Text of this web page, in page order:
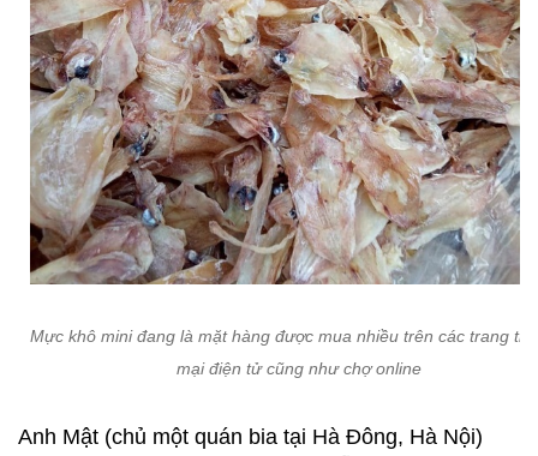
Mực khô mini đang là mặt hàng được mua nhiều trên các trang
mại điện tử cũng như chợ online
Anh Mật (chủ một quán bia tại Hà Đông, Hà Nội)